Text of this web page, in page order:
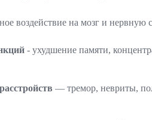
воздействие на мозг и нервную
- ухудшение памяти,
— тремор, невриты,